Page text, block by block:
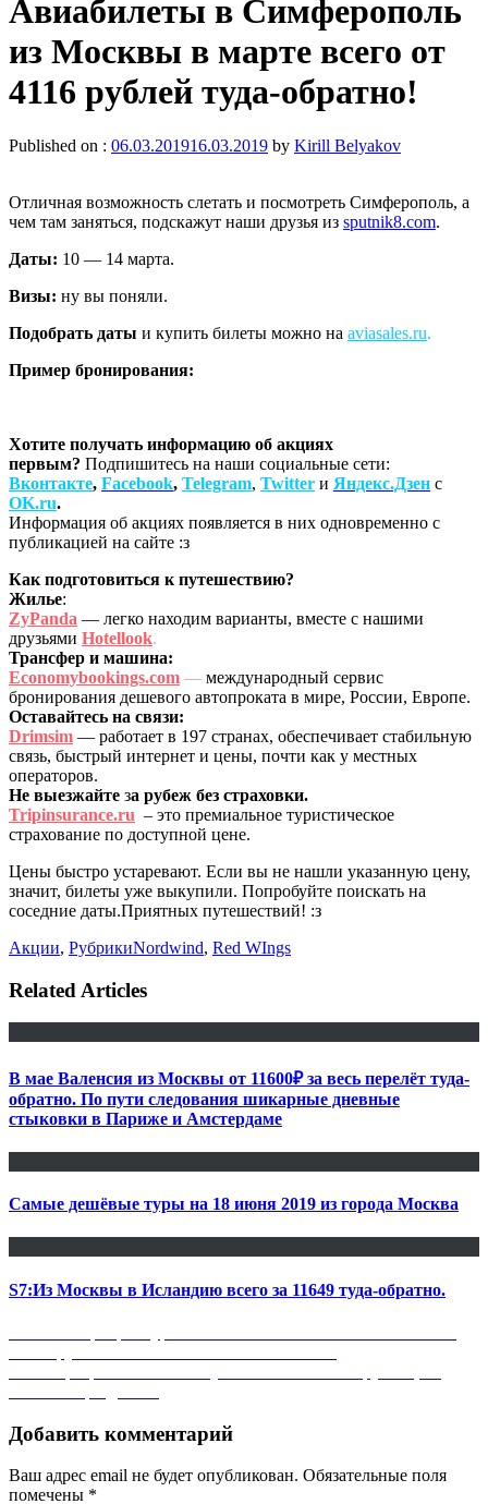
Авиабилеты в Симферополь
из Москвы в марте всего от
4116 рублей туда-обратно!
Published on : 06.03.201916.03.2019 by Kirill Belyakov
Отличная возможность слетать и посмотреть Симферополь, а
чем там заняться, подскажут наши друзья из sputnik8.com.
Даты: 10 — 14 марта.
Визы: ну вы поняли.
Подобрать даты и купить билеты можно на aviasales.ru.
Пример бронирования:
Хотите получать информацию об акциях
первым? Подпишитесь на наши социальные сети:
Вконтакте, Facebook, Telegram, Twitter и Яндекс.Дзен с
OK.ru.
Информация об акциях появляется в них одновременно с
публикацией на сайте :з
Как подготовиться к путешествию?
Жилье:
ZyPanda — легко находим варианты, вместе с нашими
друзьями Hotellook.
Трансфер и машина:
Economybookings.com — международный сервис
бронирования дешевого автопроката в мире, России, Европе.
Оставайтесь на связи:
Drimsim — работает в 197 странах, обеспечивает стабильную
связь, быстрый интернет и цены, почти как у местных
операторов.
Не выезжайте за рубеж без страховки.
Tripinsurance.ru – это премиальное туристическое
страхование по доступной цене.
Цены быстро устаревают. Если вы не нашли указанную цену,
значит, билеты уже выкупили. Попробуйте поискать на
соседние даты.Приятных путешествий! :з
Акции, РубрикиNordwind, Red WIngs
Related Articles
В мае Валенсия из Москвы от 11600₽ за весь перелёт туда-
обратно. По пути следования шикарные дневные
стыковки в Париже и Амстердаме
Самые дешёвые туры на 18 июня 2019 из города Москва
S7:Из Москвы в Исландию всего за 11649 туда-обратно.
Навигация
по
записям
Добавить комментарий
Ваш адрес email не будет опубликован. Обязательные поля
помечены *